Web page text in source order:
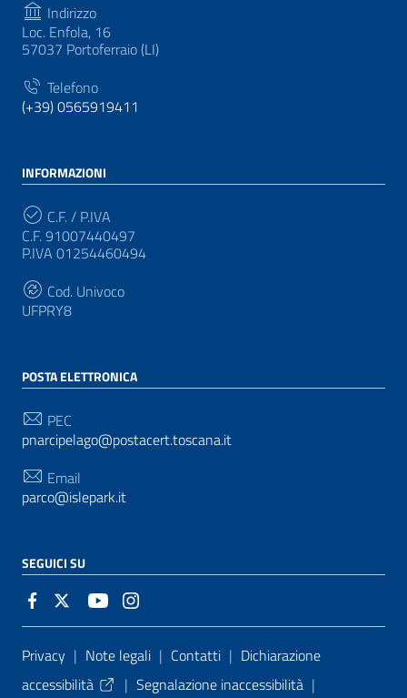
Indirizzo
Loc. Enfola, 16
57037 Portoferraio (LI)
Telefono
(+39) 0565919411
INFORMAZIONI
C.F. / P.IVA
C.F. 91007440497
P.IVA 01254460494
Cod. Univoco
UFPRY8
POSTA ELETTRONICA
PEC
pnarcipelago@postacert.toscana.it
Email
parco@islepark.it
SEGUICI SU
Sezione Link Utili
Privacy | Note legali | Contatti | Dichiarazione
accessibilità
| Segnalazione inaccessibilità |